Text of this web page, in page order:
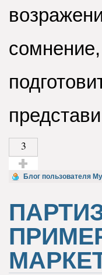
3
Голос за!
Блог пользователя